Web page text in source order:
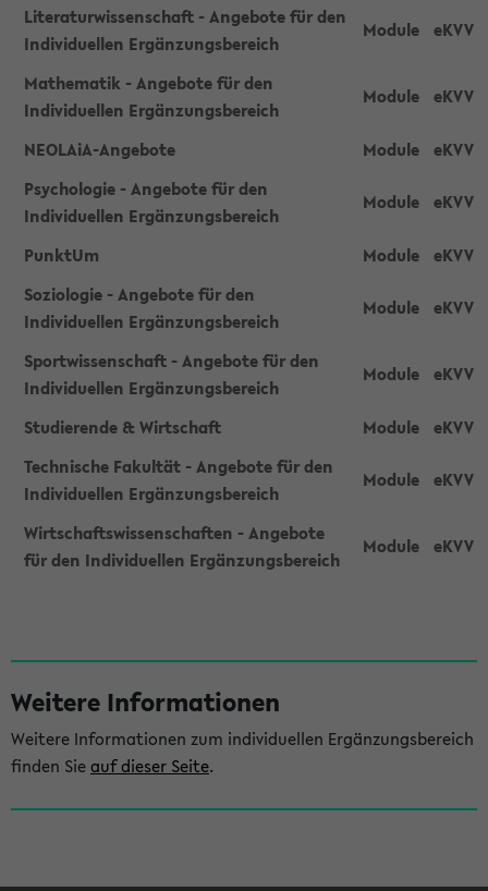
Literaturwissenschaft - Angebote für den
Individuellen Ergänzungsbereich
Module eKVV
Mathematik - Angebote für den
Individuellen Ergänzungsbereich
Module eKVV
NEOLAiA-Angebote Module eKVV
Psychologie - Angebote für den
Individuellen Ergänzungsbereich
Module eKVV
PunktUm Module eKVV
Soziologie - Angebote für den
Individuellen Ergänzungsbereich
Module eKVV
Sportwissenschaft - Angebote für den
Individuellen Ergänzungsbereich
Module eKVV
Studierende & Wirtschaft Module eKVV
Technische Fakultät - Angebote für den
Individuellen Ergänzungsbereich
Module eKVV
Wirtschaftswissenschaften - Angebote
für den Individuellen Ergänzungsbereich
Module eKVV
S
e
i
t
Weitere Informationen
Weitere Informationen zum individuellen Ergänzungsbereich
finden Sieauf dieser Seite.